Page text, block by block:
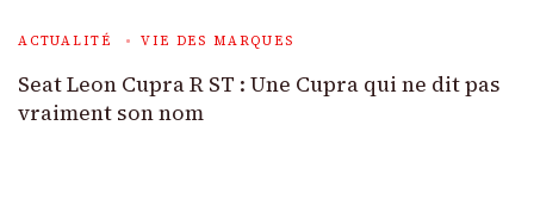
ACTUALITÉ VIE DES MARQUES
Seat Leon Cupra R ST : Une Cupra qui ne dit pas
vraiment son nom